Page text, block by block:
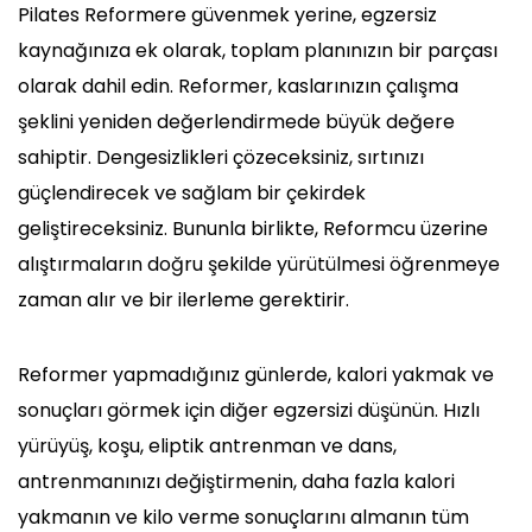
Pilates Reformere güvenmek yerine, egzersiz
kaynağınıza ek olarak, toplam planınızın bir parçası
olarak dahil edin. Reformer, kaslarınızın çalışma
şeklini yeniden değerlendirmede büyük değere
sahiptir. Dengesizlikleri çözeceksiniz, sırtınızı
güçlendirecek ve sağlam bir çekirdek
geliştireceksiniz. Bununla birlikte, Reformcu üzerine
alıştırmaların doğru şekilde yürütülmesi öğrenmeye
zaman alır ve bir ilerleme gerektirir.
Reformer yapmadığınız günlerde, kalori yakmak ve
sonuçları görmek için diğer egzersizi düşünün. Hızlı
yürüyüş, koşu, eliptik antrenman ve dans,
antrenmanınızı değiştirmenin, daha fazla kalori
yakmanın ve kilo verme sonuçlarını almanın tüm